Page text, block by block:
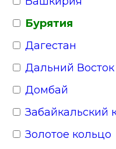
Югра
Чечня
Чувашия
Якутия
Бурятия
Дагестан
Дальний Восток
Домбай
Забайкальский
Золотое кольцо